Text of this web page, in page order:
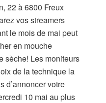
22 à 6800 Freux
vos streamers
le mois de mai peut
en mouche
sèche! Les moniteurs
de la technique la
d’annoncer votre
10 mai au plus